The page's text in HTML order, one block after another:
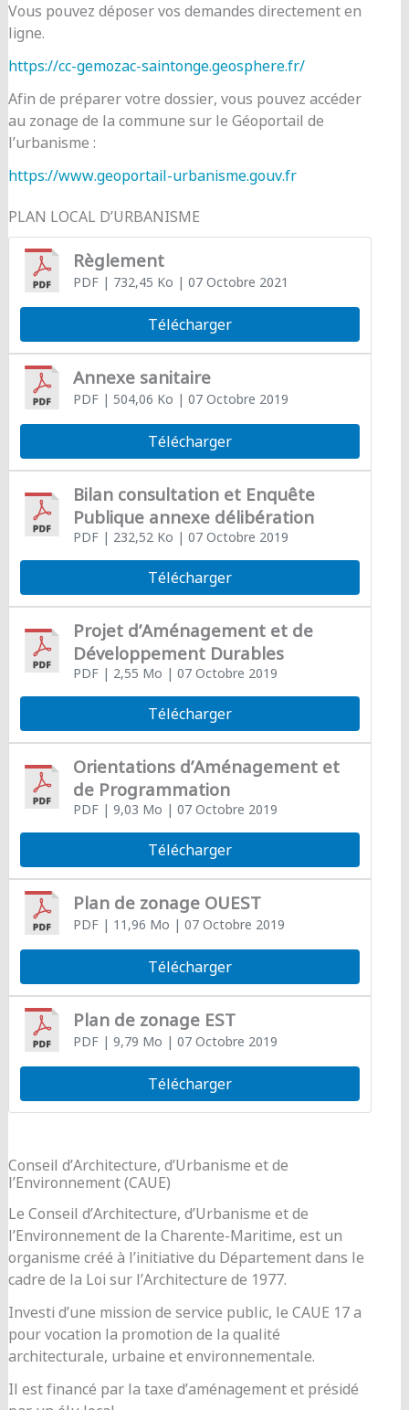
Vous pouvez déposer vos demandes directement en
ligne.
https://cc-gemozac-saintonge.geosphere.fr/
Afin de préparer votre dossier, vous pouvez accéder
au zonage de la commune sur le Géoportail de
l’urbanisme :
https://www.geoportail-urbanisme.gouv.fr
PLAN LOCAL D’URBANISME
Règlement
PDF| 732,45 Ko | 07 Octobre 2021
Télécharger
Annexe sanitaire
PDF| 504,06 Ko | 07 Octobre 2019
Télécharger
Bilan consultation et Enquête
Publique annexe délibération
PDF| 232,52 Ko | 07 Octobre 2019
Télécharger
Projet d’Aménagement et de
Développement Durables
PDF| 2,55 Mo | 07 Octobre 2019
Télécharger
Orientations d’Aménagement et
de Programmation
PDF| 9,03 Mo | 07 Octobre 2019
Télécharger
Plan de zonage OUEST
PDF| 11,96 Mo | 07 Octobre 2019
Télécharger
Plan de zonage EST
PDF| 9,79 Mo | 07 Octobre 2019
Télécharger
Conseil d’Architecture, d’Urbanisme et de
l’Environnement (CAUE)
Le Conseil d’Architecture, d’Urbanisme et de
l’Environnement de la Charente-Maritime, est un
organisme créé à l’initiative du Département dans le
cadre de la Loi sur l’Architecture de 1977.
Investi d’une mission de service public, le CAUE 17 a
pour vocation la promotion de la qualité
architecturale, urbaine et environnementale.
Il est financé par la taxe d’aménagement et présidé